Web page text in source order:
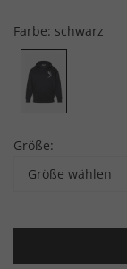
Farbe: schwarz
Größe:
Größe wählen